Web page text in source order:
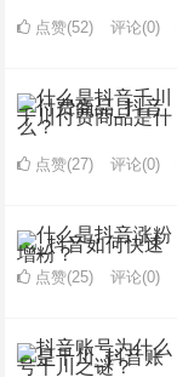
点赞(52) 评论(0)
点赞(27) 评论(0)
点赞(25) 评论(0)